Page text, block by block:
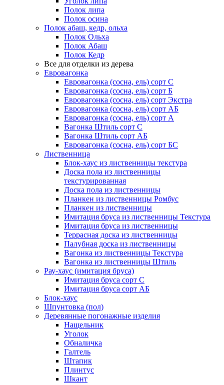
Полок липа
Полок осина
Полок абаш, кедр, ольха
Полок Ольха
Полок Абаш
Полок Кедр
Все для отделки из дерева
Евровагонка
Евровагонка (сосна, ель) сорт С
Евровагонка (сосна, ель) сорт Б
Евровагонка (сосна, ель) сорт Экстра
Евровагонка (сосна, ель) сорт АБ
Евровагонка (сосна, ель) сорт А
Вагонка Штиль сорт С
Вагонка Штиль сорт АБ
Евровагонка (сосна, ель) сорт БС
Лиственница
Блок-хаус из лиственницы текстура
Доска пола из лиственницы
текстурированная
Доска пола из лиственницы
Планкен из лиственницы Ромбус
Планкен из лиственницы
Имитация бруса из лиственницы Текстура
Имитация бруса из лиственницы
Террасная доска из лиственницы
Палубная доска из лиственницы
Вагонка из лиственницы Текстура
Вагонка из лиственницы Штиль
Рау-хаус (имитация бруса)
Имитация бруса сорт С
Имитация бруса сорт АБ
Блок-хаус
Шпунтовка (пол)
Деревянные погонажные изделия
Нащельник
Уголок
Обналичка
Галтель
Штапик
Плинтус
Шкант